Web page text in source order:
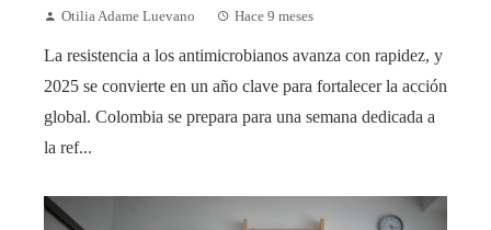
Otilia Adame Luevano Hace 9 meses
La resistencia a los antimicrobianos avanza con rapidez, y
2025 se convierte en un año clave para fortalecer la acción
global. Colombia se prepara para una semana dedicada a
la ref...